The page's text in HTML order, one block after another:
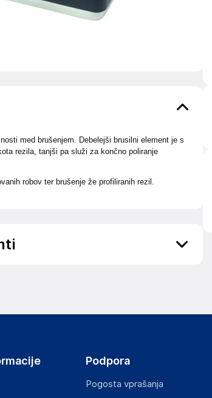
med brušenjem. Debelejši brusilni element je s
rezila, tanjši pa služi za končno poliranje
robov ter brušenje že profiliranih rezil.
Podpora
Pogosta vprašanja